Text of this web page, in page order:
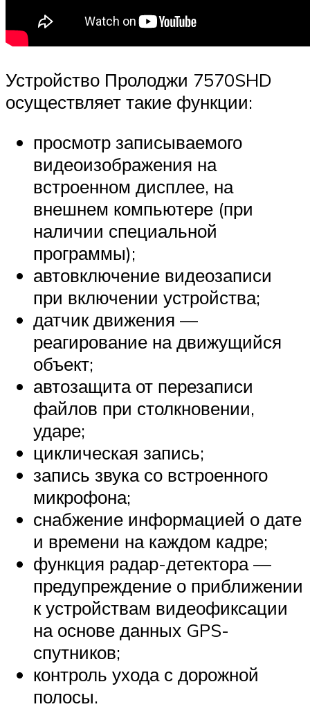
Устройство Пролоджи 7570SHD
осуществляет такие функции:
просмотр записываемого
видеоизображения на
встроенном дисплее, на
внешнем компьютере (при
наличии специальной
программы);
автовключение видеозаписи
при включении устройства;
датчик движения —
реагирование на движущийся
объект;
автозащита от перезаписи
файлов при столкновении,
ударе;
циклическая запись;
запись звука со встроенного
микрофона;
снабжение информацией о дате
и времени на каждом кадре;
функция радар-детектора —
предупреждение о приближении
к устройствам видеофиксации
на основе данных GPS-
спутников;
контроль ухода с дорожной
полосы.